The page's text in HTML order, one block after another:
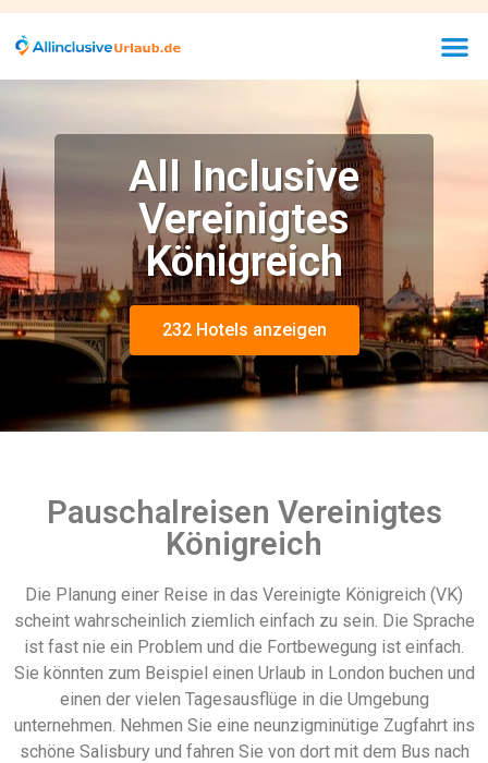
All Inclusive
Vereinigtes
Königreich
232 Hotels anzeigen
Pauschalreisen Vereinigtes
Königreich
Die Planung einer Reise in das Vereinigte Königreich (VK)
scheint wahrscheinlich ziemlich einfach zu sein. Die Sprache
ist fast nie ein Problem und die Fortbewegung ist einfach.
Sie könnten zum Beispiel einen Urlaub in London buchen und
einen der vielen Tagesausflüge in die Umgebung
unternehmen. Nehmen Sie eine neunzigminütige Zugfahrt ins
schöne Salisbury und fahren Sie von dort mit dem Bus nach